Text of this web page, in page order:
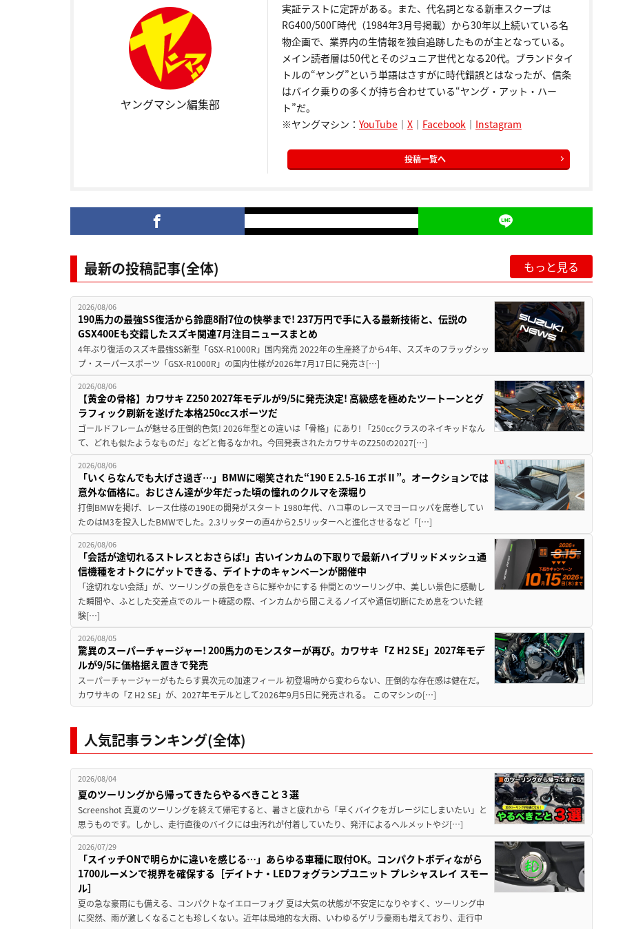
ヤングマシン編集部
実証テストに定評がある。また、代名詞となる新車スクープは
RG400/500Γ時代（1984年3月号掲載）から30年以上続いている名
物企画で、業界内の生情報を独自追跡したものが主となっている。
メイン読者層は50代とそのジュニア世代となる20代。ブランドタイ
トルの“ヤング”という単語はさすがに時代錯誤とはなったが、信条
はバイク乗りの多くが持ち合わせている“ヤング・アット・ハー
ト”だ。
※ヤングマシン： YouTube｜ X｜ Facebook ｜ Instagram
投稿一覧へ
最新の投稿記事(全体) もっと見る
2026/08/06
190馬力の最強SS復活から鈴鹿8耐7位の快挙まで! 237万円で手に入る最新技術と、伝説の
GSX400Eも交錯したスズキ関連7月注目ニュースまとめ
4年ぶり復活のスズキ最強SS新型「GSX-R1000R」国内発売 2022年の生産終了から4年、スズキのフラッグシッ
プ・スーパースポーツ「GSX-R1000R」の国内仕様が2026年7月17日に発売さ[…]
2026/08/06
【黄金の骨格】カワサキ Z250 2027年モデルが9/5に発売決定! 高級感を極めたツートーンとグ
ラフィック刷新を遂げた本格250ccスポーツだ
ゴールドフレームが魅せる圧倒的色気! 2026年型との違いは「骨格」にあり! 「250ccクラスのネイキッドなん
て、どれも似たようなものだ」などと侮るなかれ。今回発表されたカワサキのZ250の2027[…]
2026/08/06
「いくらなんでも大げさ過ぎ…」BMWに嘲笑された“190 E 2.5-16 エボⅡ”。オークションでは
意外な価格に。おじさん達が少年だった頃の憧れのクルマを深堀り
打倒BMWを掲げ、レース仕様の190Eの開発がスタート 1980年代、ハコ車のレースでヨーロッパを席巻してい
たのはM3を投入したBMWでした。2.3リッターの直4から2.5リッターへと進化させるなど「[…]
2026/08/06
「会話が途切れるストレスとおさらば!」古いインカムの下取りで最新ハイブリッドメッシュ通
信機種をオトクにゲットできる、デイトナのキャンペーンが開催中
「途切れない会話」が、ツーリングの景色をさらに鮮やかにする 仲間とのツーリング中、美しい景色に感動し
た瞬間や、ふとした交差点でのルート確認の際、インカムから聞こえるノイズや通信切断にため息をついた経
験[…]
2026/08/05
驚異のスーパーチャージャー! 200馬力のモンスターが再び。カワサキ「Z H2 SE」2027年モデ
ルが9/5に価格据え置きで発売
スーパーチャージャーがもたらす異次元の加速フィール 初登場時から変わらない、圧倒的な存在感は健在だ。
カワサキの「Z H2 SE」が、2027年モデルとして2026年9月5日に発売される。 このマシンの[…]
人気記事ランキング(全体)
2026/08/04
夏のツーリングから帰ってきたらやるべきこと３選
Screenshot 真夏のツーリングを終えて帰宅すると、暑さと疲れから「早くバイクをガレージにしまいたい」と
思うものです。しかし、走行直後のバイクには虫汚れが付着していたり、発汗によるヘルメットやジ[…]
2026/07/29
「スイッチONで明らかに違いを感じる…」あらゆる車種に取付OK。コンパクトボディながら
1700ルーメンで視界を確保する［デイトナ・LEDフォグランプユニット プレシャスレイ スモー
ル］
夏の急な豪雨にも備える、コンパクトなイエローフォグ 夏は大気の状態が不安定になりやすく、ツーリング中
に突然、雨が激しくなることも珍しくない。近年は局地的な大雨、いわゆるゲリラ豪雨も増えており、走行中